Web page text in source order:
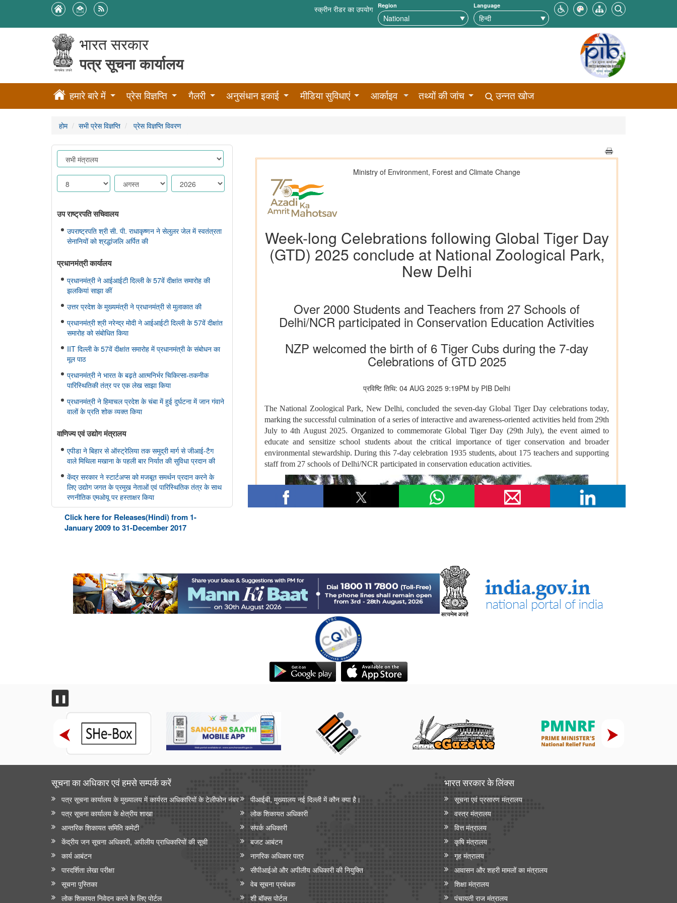
स्क्रीन रीडर का उपयोग Region Language
भारत सरकार
पत्र सूचना कार्यालय
हमारे बारे में प्रेस विज्ञप्ति गैलरी अनुसंधान इकाई मीडिया सुविधाएं आर्काइव तथ्यों की जांच उन्नत खोज
होम सभी प्रेस विज्ञप्ति प्रेस विज्ञप्ति विवरण
उप राष्ट्रपति सचिवालय
उपराष्ट्रपति श्री सी. पी. राधाकृष्णन ने सेलुलर जेल में स्वतंत्रता
सेनानियों को श्रद्धांजलि अर्पित की
प्रधानमंत्री कार्यालय
प्रधानमंत्री ने आईआईटी दिल्ली के 57वें दीक्षांत समारोह की
झलकियां साझा कीं
उत्तर प्रदेश के मुख्यमंत्री ने प्रधानमंत्री से मुलाकात की
प्रधानमंत्री श्री नरेन्द्र मोदी ने आईआईटी दिल्ली के 57वें दीक्षांत
समारोह को संबोधित किया
IIT दिल्ली के 57वें दीक्षांत समारोह में प्रधानमंत्री के संबोधन का
मूल पाठ
प्रधानमंत्री ने भारत के बढ़ते आत्मनिर्भर चिकित्सा-तकनीक
पारिस्थितिकी तंत्र पर एक लेख साझा किया
प्रधानमंत्री ने हिमाचल प्रदेश के चंबा में हुई दुर्घटना में जान गंवाने
वालों के प्रति शोक व्यक्त किया
वाणिज्‍य एवं उद्योग मंत्रालय
एपीडा ने बिहार से ऑस्ट्रेलिया तक समुद्री मार्ग से जीआई-टैग
वाले मिथिला मखाना के पहली बार निर्यात की सुविधा प्रदान की
केंद्र सरकार ने स्टार्टअप्स को मजबूत समर्थन प्रदान करने के
लिए उद्योग जगत के प्रमुख नेताओं एवं पारिस्थितिक तंत्र के साथ
रणनीतिक एमओयू पर हस्ताक्षर किया
सहकारिता मंत्रालय
केन्द्रीय गृह एवं सहकारिता मंत्री श्री अमित शाह ने मुंबई में
संस्‍कृति मंत्रालय
भोपाल में 11 ब्रिक्स संस्कृति मंत्रियों की बैठक संपन्न हुई; भोपाल
घोषणापत्र को अपनाया
प्रधानमंत्री श्री नरेन्द्र मोदी ने आईआईटी दिल्ली के 57वें दीक्षांत
समारोह को संबोधित किया
इलेक्ट्रानिक्स एवं आईटी मंत्रालय
डिजिलॉकर ने एएईआरआई के साथ साझेदारी करके ऑस्ट्रेलिया
जाने वाले भारतीय छात्रों के लिए दस्तावेज़ सत्यापन प्रक्रिया को
तेज़ किया है
वित्‍त मंत्रालय
यूजर्स के लिए यूपीआई निःशुल्क
विधि एवं न्‍याय मंत्रालय
प्रेस नोट
पेट्रोलियम एवं प्राकृतिक गैस मंत्रालय
तेल विपणन कंपनियों (ओएमसी) ने ई20 पेट्रोल में नमी और
क्लोराइड की मौजूदगी की जांच की: 500 पीपीएम क्लोराइड और
Click here for Releases(Hindi) from 1-
January 2009 to 31-December 2017
❚❚
सूचना का अधिकार एवं हमसे सम्‍पर्क करें
पत्र सूचना कार्यालय के मुख्यालय में कार्यरत अधिकारियों के टेलीफोन नंबर
पीआईबी, मुख्यालय नई दिल्ली में कौन क्या है।
पत्र सूचना कार्यालय के क्षेत्रीय शाखा
लोक शिकायत अधिकारी
आन्‍तरिक शिकायत समिति कमेटी
संपर्क अधिकारी
केंद्रीय जन सूचना अधिकारी, अपीलीय प्राधिकारियों की सूची
बजट आबंटन
कार्य आबंटन
नागरिक अधिकार पत्र
पारदर्शिता लेखा परीक्षा
सीपीआईओ और अपी‍लीय अधिकारी की नियुक्ति
सूचना पुस्तिका
वेब सूचना प्रबंधक
लोक शिकायत निवेदन करने के लिए पोर्टल
शी बॉक्स पोर्टल
भारत सरकार के लिंक्‍स
सूचना एवं प्रसारण मंत्रालय
वस्त्र मंत्रालय
वित्त मंत्रालय
कृषि मंत्रालय
गृह मंत्रालय
आवासन और शहरी मामलों का मंत्रालय
शिक्षा मंत्रालय
पंचायती राज मंत्रालय